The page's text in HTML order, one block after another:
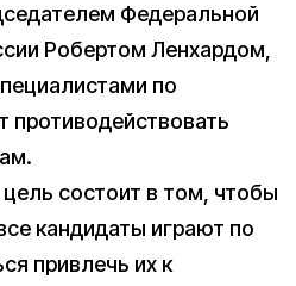
Федеральной
Робертом Ленхардом,
по
противодействовать
состоит в том, чтобы
кандидаты играют по
привлечь их к